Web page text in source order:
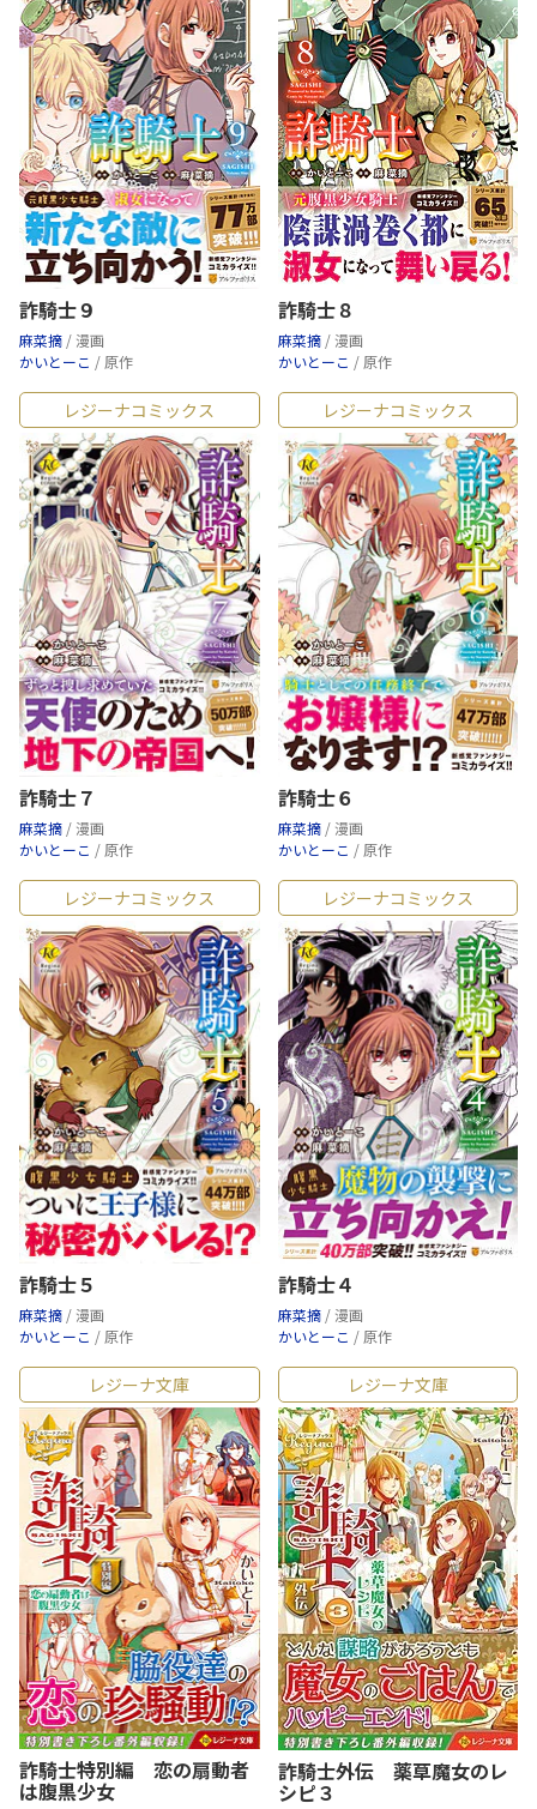
詐騎士９
麻菜摘 / 漫画
かいとーこ / 原作
詐騎士８
麻菜摘 / 漫画
かいとーこ / 原作
レジーナコミックス
詐騎士７
麻菜摘 / 漫画
かいとーこ / 原作
レジーナコミックス
詐騎士６
麻菜摘 / 漫画
かいとーこ / 原作
レジーナコミックス
詐騎士５
麻菜摘 / 漫画
かいとーこ / 原作
レジーナコミックス
詐騎士４
麻菜摘 / 漫画
かいとーこ / 原作
レジーナ文庫
詐騎士特別編 恋の扇動者
は腹黒少女
レジーナ文庫
詐騎士外伝 薬草魔女のレ
シピ３